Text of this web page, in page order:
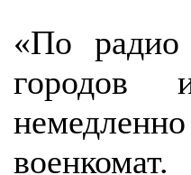
«По
городов